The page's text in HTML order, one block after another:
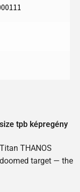
tpb képregény
THANOS
target — the